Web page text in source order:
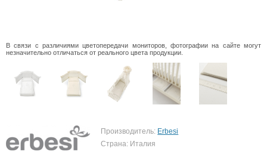
В связи с различиями цветопередачи мониторов, фотографии на сайте могут
незначительно отличаться от реального цвета продукции.
Производитель: Erbesi
Страна: Италия